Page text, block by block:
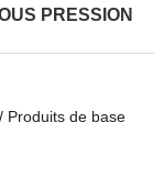
PRESSION
Produits de base